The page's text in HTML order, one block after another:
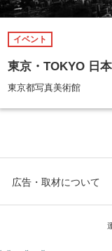
イベント
東京・TOKYO 日
東京都写真美術館
広告・取材について